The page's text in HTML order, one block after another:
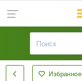
Избранное